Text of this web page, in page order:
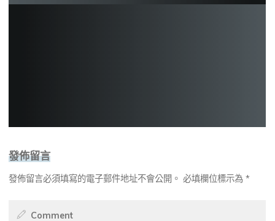
發佈留言
發佈留言必須填寫的電子郵件地址不會公開。 必填欄位標示為*